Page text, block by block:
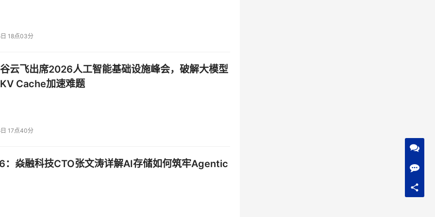
18点03分
云飞出席2026人工智能基础设施峰会，破解大模型
Cache加速难题
17点40分
：焱融科技CTO张文涛详解AI存储如何筑牢Agentic